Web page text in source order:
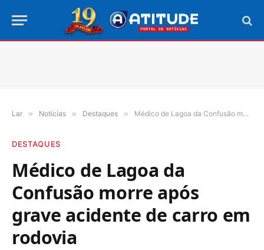
Lar » Notícias » Destaques » Médico de Lagoa da Confusão morre após grave acidente de carro em rodovia
DESTAQUES
Médico de Lagoa da
Confusão morre após
grave acidente de carro em
rodovia